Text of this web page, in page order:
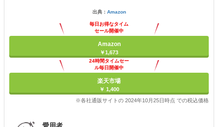
出典： Amazon
毎日お得なタイム
セール開催中
Amazon
￥1,673
24時間タイムセー
ル毎日開催中
楽天市場
￥ 1,400
※各社通販サイトの 2024年10月25日時点 での税込価格